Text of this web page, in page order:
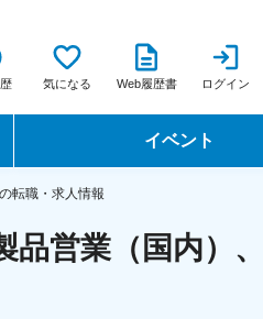
気になる Web履歴書 ログイン
イベント
転職イベント・転職セミナー
転職フェア
転職・求人情報
品営業（国内）